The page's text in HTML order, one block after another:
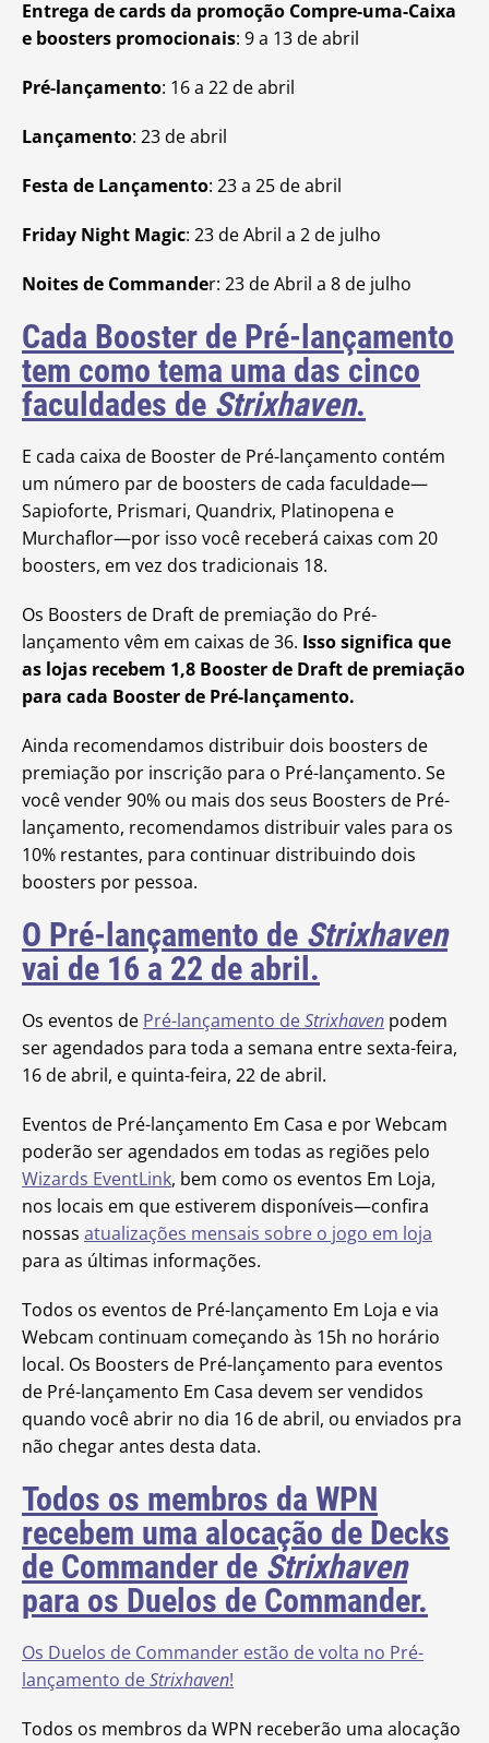
Entrega de cards da promoção Compre-uma-Caixa
e boosters promocionais: 9 a 13 de abril
Pré-lançamento: 16 a 22 de abril
Lançamento: 23 de abril
Festa de Lançamento: 23 a 25 de abril
Friday Night Magic: 23 de Abril a 2 de julho
Noites de Commander: 23 de Abril a 8 de julho
Cada Booster de Pré-lançamento
tem como tema uma das cinco
faculdades de Strixhaven.
E cada caixa de Booster de Pré-lançamento contém
um número par de boosters de cada faculdade—
Sapioforte, Prismari, Quandrix, Platinopena e
Murchaflor—por isso você receberá caixas com 20
boosters, em vez dos tradicionais 18.
Os Boosters de Draft de premiação do Pré-
lançamento vêm em caixas de 36. Isso significa que
as lojas recebem 1,8 Booster de Draft de premiação
para cada Booster de Pré-lançamento.
Ainda recomendamos distribuir dois boosters de
premiação por inscrição para o Pré-lançamento. Se
você vender 90% ou mais dos seus Boosters de Pré-
lançamento, recomendamos distribuir vales para os
10% restantes, para continuar distribuindo dois
boosters por pessoa.
O Pré-lançamento de Strixhaven
vai de 16 a 22 de abril.
Os eventos de Pré-lançamento deStrixhaven podem
ser agendados para toda a semana entre sexta-feira,
16 de abril, e quinta-feira, 22 de abril.
Eventos de Pré-lançamento Em Casa e por Webcam
poderão ser agendados em todas as regiões pelo
Wizards EventLink, bem como os eventos Em Loja,
nos locais em que estiverem disponíveis—confira
nossas atualizações mensais sobre o jogo em loja
para as últimas informações.
Todos os eventos de Pré-lançamento Em Loja e via
Webcam continuam começando às 15h no horário
local. Os Boosters de Pré-lançamento para eventos
de Pré-lançamento Em Casa devem ser vendidos
quando você abrir no dia 16 de abril, ou enviados pra
não chegar antes desta data.
Todos os membros da WPN
recebem uma alocação de Decks
de Commander de Strixhaven
para os Duelos de Commander.
Os Duelos de Commander estão de volta no Pré-
lançamento deStrixhaven!
Todos os membros da WPN receberão uma alocação